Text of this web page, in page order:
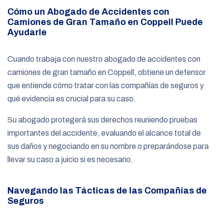
Cómo un Abogado de Accidentes con
Camiones de Gran Tamaño en Coppell Puede
Ayudarle
Cuando trabaja con nuestro abogado de accidentes con
camiones de gran tamaño en Coppell, obtiene un defensor
que entiende cómo tratar con las compañías de seguros y
qué evidencia es crucial para su caso.
Su abogado protegerá sus derechos reuniendo pruebas
importantes del accidente, evaluando el alcance total de
sus daños y negociando en su nombre o preparándose para
llevar su caso a juicio si es necesario.
Navegando las Tácticas de las Compañías de
Seguros